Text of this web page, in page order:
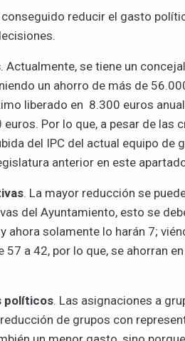
conseguido reducir el gasto
. Actualmente, se tiene un
un ahorro de más de
liberado en 8.300 euros
Por lo que, a pesar de las
del IPC del actual equipo de
anterior en este
. La mayor reducción se
del Ayuntamiento, esto se
ahora solamente lo harán 7;
57 a 42, por lo que, se ahorran
políticos. Las asignaciones a
de grupos con